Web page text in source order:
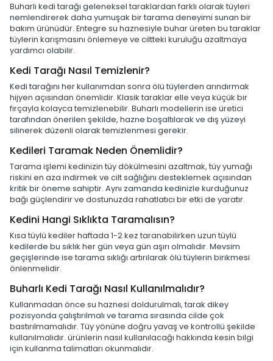
Buharlı kedi tarağı geleneksel taraklardan farklı olarak tüyleri
nemlendirerek daha yumuşak bir tarama deneyimi sunan bir
bakım ürünüdür. Entegre su haznesiyle buhar üreten bu taraklar
tüylerin karışmasını önlemeye ve ciltteki kuruluğu azaltmaya
yardımcı olabilir.
Kedi Tarağı Nasıl Temizlenir?
Kedi tarağını her kullanımdan sonra ölü tüylerden arındırmak
hijyen açısından önemlidir. Klasik taraklar elle veya küçük bir
fırçayla kolayca temizlenebilir. Buharlı modellerin ise üretici
tarafından önerilen şekilde, hazne boşaltılarak ve dış yüzeyi
silinerek düzenli olarak temizlenmesi gerekir.
Kedileri Taramak Neden Önemlidir?
Tarama işlemi kedinizin tüy dökülmesini azaltmak, tüy yumağı
riskini en aza indirmek ve cilt sağlığını desteklemek açısından
kritik bir öneme sahiptir. Aynı zamanda kedinizle kurduğunuz
bağı güçlendirir ve dostunuzda rahatlatıcı bir etki de yaratır.
Kedini Hangi Sıklıkta Taramalısın?
Kısa tüylü kediler haftada 1-2 kez taranabilirken uzun tüylü
kedilerde bu sıklık her gün veya gün aşırı olmalıdır. Mevsim
geçişlerinde ise tarama sıklığı artırılarak ölü tüylerin birikmesi
önlenmelidir.
Buharlı Kedi Tarağı Nasıl Kullanılmalıdır?
Kullanmadan önce su haznesi doldurulmalı, tarak dikey
pozisyonda çalıştırılmalı ve tarama sırasında cilde çok
bastırılmamalıdır. Tüy yönüne doğru yavaş ve kontrollü şekilde
kullanılmalıdır. ürünlerin nasıl kullanılacağı hakkında kesin bilgi
için kullanma talimatları okunmalıdır.